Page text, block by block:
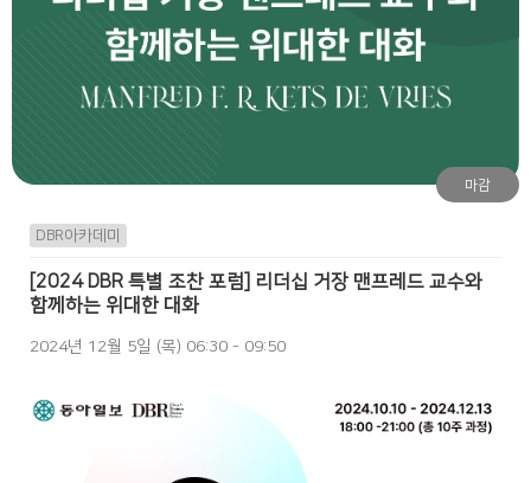
마감
DBR아카데미
[2024 DBR 특별 조찬 포럼] 리더십 거장 맨프레드 교수와
함께하는 위대한 대화
2024년 12월 5일 (목) 06:30 - 09:50